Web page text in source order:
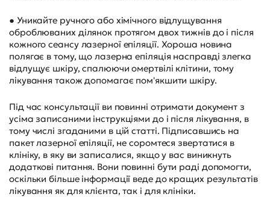
● Уникайте ручного або хімічного відлущування
оброблюваних ділянок протягом двох тижнів до і після
кожного сеансу лазерної епіляції. Хороша новина
полягає в тому, що лазерна епіляція насправді злегка
відлущує шкіру, спалюючи омертвілі клітини, тому
лікування також допомагає пом'якшити шкіру.
Під час консультації ви повинні отримати документ з
усіма записаними інструкціями до і після лікування, в
тому числі згаданими в цій статті. Підписавшись на
пакет лазерної епіляції, не соромтеся звертатися в
клініку, в яку ви записалися, якщо у вас виникнуть
додаткові питання. Вони повинні бути раді допомогти,
оскільки більше інформації веде до кращих результатів
лікування як для клієнта, так і для клініки.